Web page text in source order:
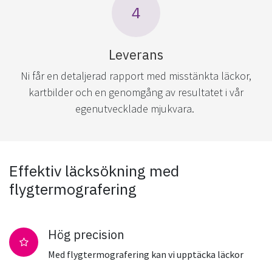
4
Leverans
Ni får en detaljerad rapport med misstänkta läckor,
kartbilder och en genomgång av resultatet i vår
egenutvecklade mjukvara.
Effektiv läcksökning med
flygtermografering
Hög precision
Med flygtermografering kan vi upptäcka läckor